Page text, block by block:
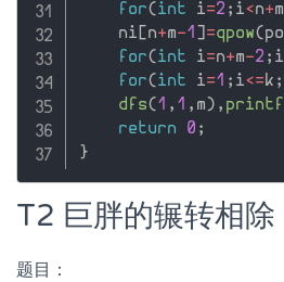
for(int i=2 ; i<n+m
    ni
[n+m-1 ] =qpow(po
for(int i=n+m-2 ; i
for(int i=1 ; i<=k ;
dfs(1 , 1 , m) , printf
return
0 ;
}
T2 巨胖的辗转相除
题目：